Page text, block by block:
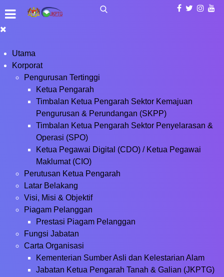
Utama
Korporat
Pengurusan Tertinggi
Ketua Pengarah
Timbalan Ketua Pengarah Sektor Kemajuan
Pengurusan & Perundangan (SKPP)
Timbalan Ketua Pengarah Sektor Penyelarasan &
Operasi (SPO)
Ketua Pegawai Digital (CDO) / Ketua Pegawai
Maklumat (CIO)
Perutusan Ketua Pengarah
Latar Belakang
Visi, Misi & Objektif
Piagam Pelanggan
Prestasi Piagam Pelanggan
Fungsi Jabatan
Carta Organisasi
Kementerian Sumber Asli dan Kelestarian Alam
Jabatan Ketua Pengarah Tanah & Galian (JKPTG)